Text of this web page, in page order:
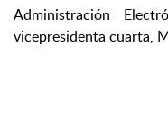
Administración
vicepresidenta cuarta,